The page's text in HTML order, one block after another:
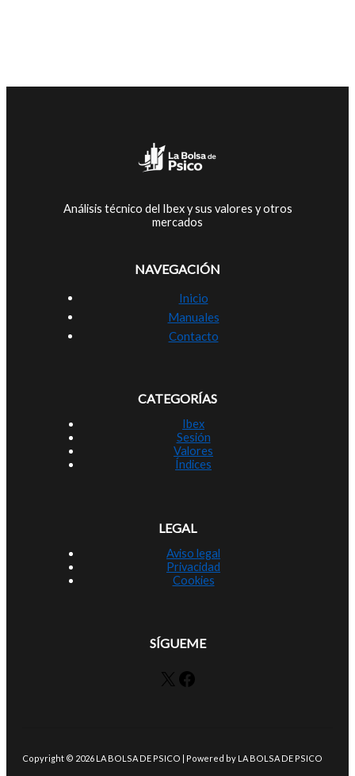
Análisis técnico del Ibex y sus valores y otros
mercados
NAVEGACIÓN
Inicio
Manuales
Contacto
CATEGORÍAS
Ibex
Sesión
Valores
Índices
LEGAL
Aviso legal
Privacidad
Cookies
SÍGUEME
X Facebook
Copyright © 2026 LA BOLSA DE PSICO | Powered by LA BOLSA DE PSICO